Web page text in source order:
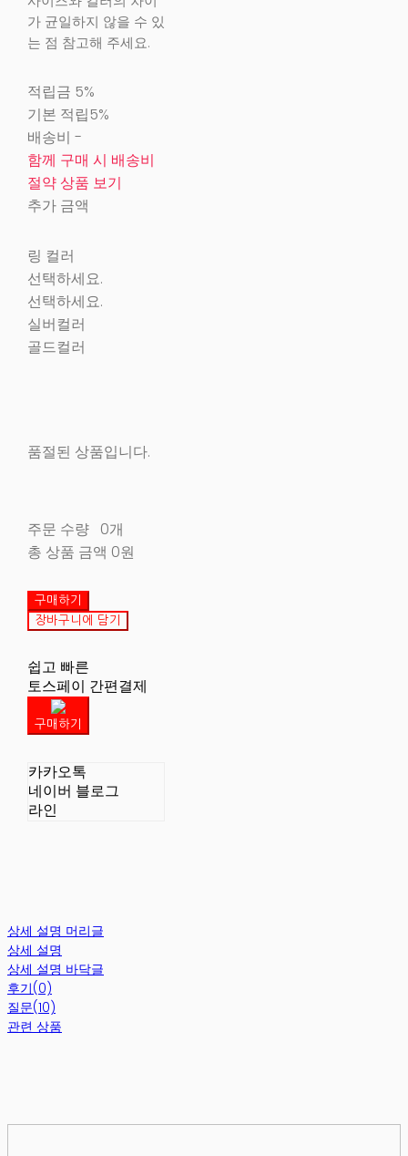
가 균일하지 않을 수 있
는 점 참고해 주세요.
적립금 5%
기본 적립5%
배송비 -
함께 구매 시 배송비
절약 상품 보기
추가 금액
링 컬러
선택하세요.
선택하세요.
실버컬러
골드컬러
품절된 상품입니다.
주문 수량 0개
총 상품 금액 0원
구매하기
장바구니에 담기
쉽고 빠른
토스페이 간편결제
구매하기
카카오톡
네이버 블로그
라인
상세 설명 머리글
상세 설명
상세 설명 바닥글
후기(0)
질문(10)
관련 상품